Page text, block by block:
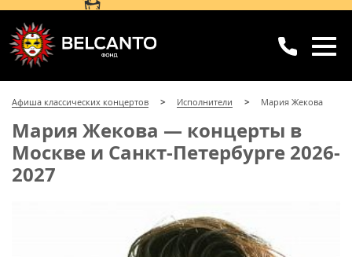
8 (499) 923-22-78
8 (800) 770-09-71
для регионов
Афиша классических концертов Исполнители Мария Жекова
Мария Жекова — концерты в
Москве и Санкт-Петербурге 2026-
2027